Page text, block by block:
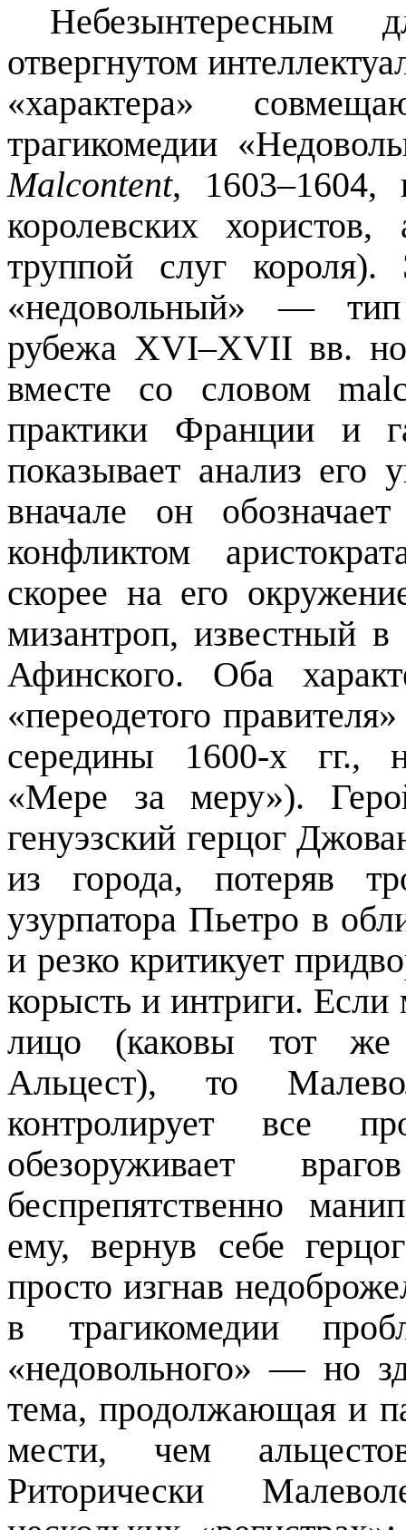
Небезынтересным
отвергнутом
«характера»
трагикомедии
Malcontent, 1603–1604,
королевских
труппой слуг короля).
«недовольный» — тип
рубежа XVI–XVII вв.
вместе со словом
практики Франции и
показывает анализ его
вначале он
конфликтом
скорее на его
мизантроп, известный
Афинского. Оба
«переодетого
середины 1600-х гг.,
«Мере за меру»).
генуэзский герцог
из города, потеряв
узурпатора Пьетро в
и резко критикует
корысть и интриги.
лицо (каковы тот
Альцест), то
контролирует все
обезоруживает
беспрепятственно
ему, вернув себе
просто изгнав
в трагикомедии
«недовольного» — но
тема, продолжающая и
мести, чем
Риторически